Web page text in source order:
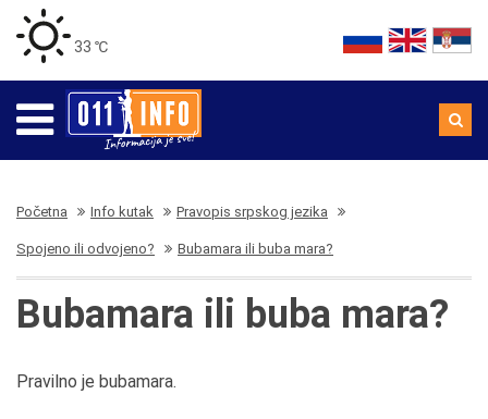
33 ℃
Početna Info kutak Pravopis srpskog jezika
Spojeno ili odvojeno? Bubamara ili buba mara?
Bubamara ili buba mara?
Pravilno je bubamara.